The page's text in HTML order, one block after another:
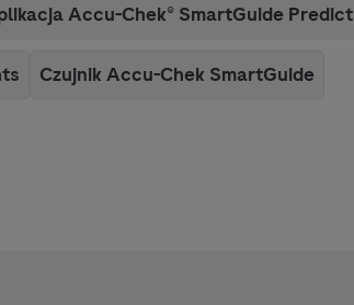
Accu-Chek® SmartGuide Predict
Czujnik Accu-Chek SmartGuide